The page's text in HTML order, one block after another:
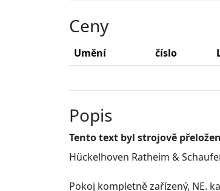
Ceny
Umění číslo
Popis
Tento text byl strojově přeložen
Hückelhoven Ratheim &
Pokoj kompletně zařízený, NE.